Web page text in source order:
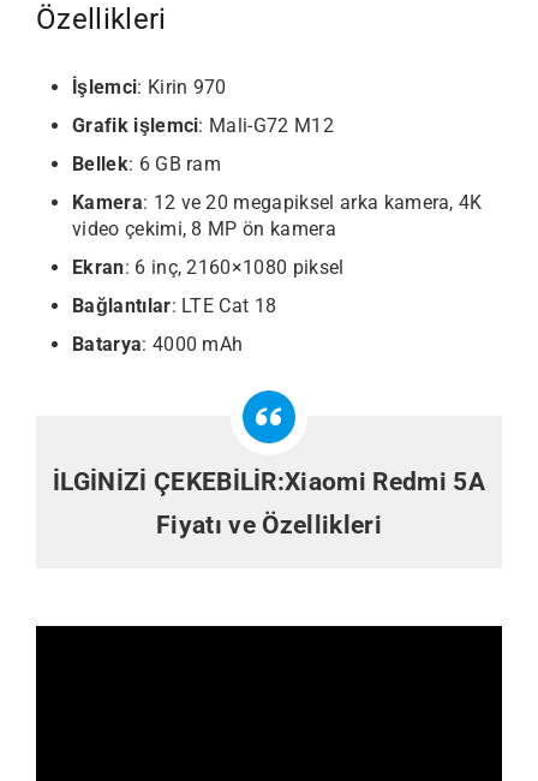
Özellikleri
İşlemci: Kirin 970
Grafik işlemci: Mali-G72 M12
Bellek: 6 GB ram
Kamera: 12 ve 20 megapiksel arka kamera, 4K
video çekimi, 8 MP ön kamera
Ekran: 6 inç, 2160×1080 piksel
Bağlantılar: LTE Cat 18
Batarya: 4000 mAh
İLGİNİZİ ÇEKEBİLİR:Xiaomi Redmi 5A
Fiyatı ve Özellikleri